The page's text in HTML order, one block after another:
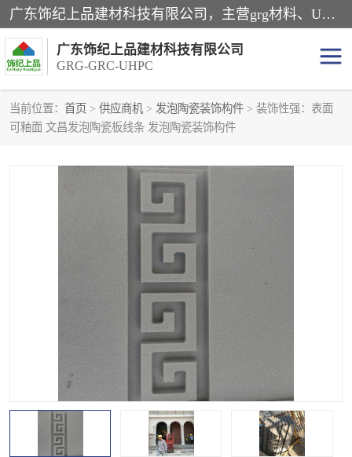
广东饰纪上品建材科技有限公司，主营grg材料、UHPC板、grc构件、uhpc幕墙板、grg厂家、grc厂家、uhpc厂家、GRG吊顶、grg石膏板、grg构件、外墙grc线条、grg造型、grg材料定制，uhpc高性能混凝土，uhpc构件，uhpc镂空挂板，grg材料生产厂家，广东grg厂家，广东grc厂家，联系方式*，2万平厂房，如果您对我公司的产品服务感兴趣，请联系我们。
广东饰纪上品建材科技有限公司
GRG-GRC-UHPC
当前位置： 首页 > 供应商机 > 发泡陶瓷装饰构件 > 装饰性强：表面
可釉面 文昌发泡陶瓷板线条 发泡陶瓷装饰构件
GRG构件 GRC构件
发泡陶瓷装饰构件
GRG造型
GRG吊顶 GRG材料生产厂家
UHPC幕墙板 GRC树池坐凳
UHPC树池坐凳